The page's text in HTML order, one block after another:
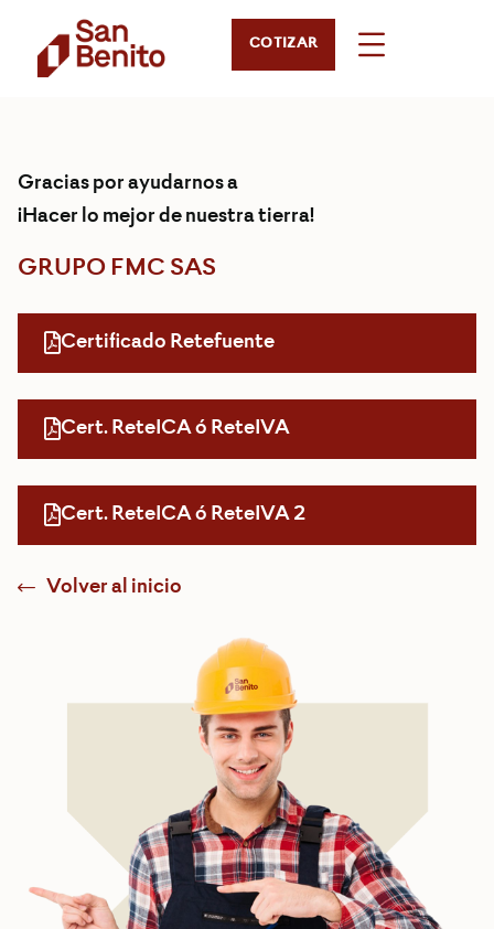
COTIZAR
Gracias por ayudarnos a
¡Hacer lo mejor de nuestra tierra!
GRUPO FMC SAS
Certificado Retefuente
Cert. ReteICA ó ReteIVA
Cert. ReteICA ó ReteIVA 2
Volver al inicio